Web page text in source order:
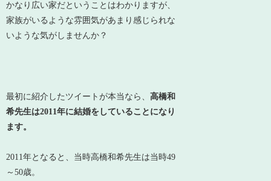
かなり広い家だということはわかりますが、
家族がいるような雰囲気があまり感じられな
いような気がしませんか？
最初に紹介したツイートが本当なら、高橋和
希先生は2011年に結婚をしていることになり
ます。
2011年となると、当時高橋和希先生は当時49
～50歳。